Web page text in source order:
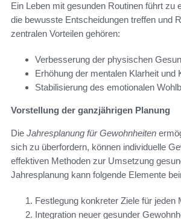
Ein Leben mit gesunden Routinen führt
die bewusste Entscheidungen treffen und
zentralen Vorteilen gehören:
Verbesserung der physischen
Erhöhung der mentalen Klarheit und
Stabilisierung des emotionalen
Vorstellung der ganzjährigen Planung
Die Jahresplanung für Gewohnheiten
sich zu überfordern, können individuelle
effektiven Methoden zur Umsetzung
Jahresplanung kann folgende Elemente
Festlegung konkreter Ziele für jeden
Integration neuer gesunder